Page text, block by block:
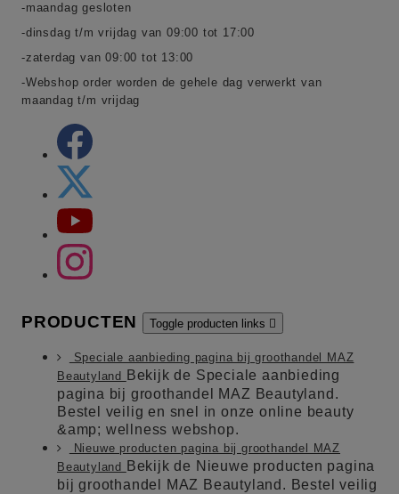
-maandag gesloten
-dinsdag t/m vrijdag van 09:00 tot 17:00
-zaterdag van 09:00 tot 13:00
-Webshop order worden de gehele dag verwerkt van
maandag t/m vrijdag
PRODUCTEN Toggle producten links 
Speciale aanbieding pagina bij groothandel MAZ
Beautyland
Bekijk de Speciale aanbieding
pagina bij groothandel MAZ Beautyland.
Bestel veilig en snel in onze online beauty
&amp; wellness webshop.
Nieuwe producten pagina bij groothandel MAZ
Beautyland
Bekijk de Nieuwe producten pagina
bij groothandel MAZ Beautyland. Bestel veilig